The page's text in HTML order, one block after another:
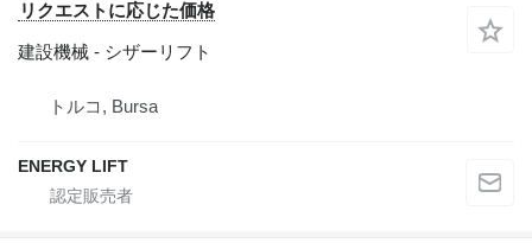
リクエストに応じた価格
建設機械 - シザーリフト
トルコ, Bursa
ENERGY LIFT